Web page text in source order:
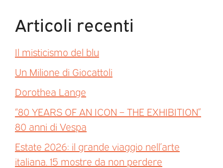
Articoli recenti
Il misticismo del blu
Un Milione di Giocattoli
Dorothea Lange
“80 YEARS OF AN ICON – THE EXHIBITION”
80 anni di Vespa
Estate 2026: il grande viaggio nell’arte
italiana. 15 mostre da non perdere